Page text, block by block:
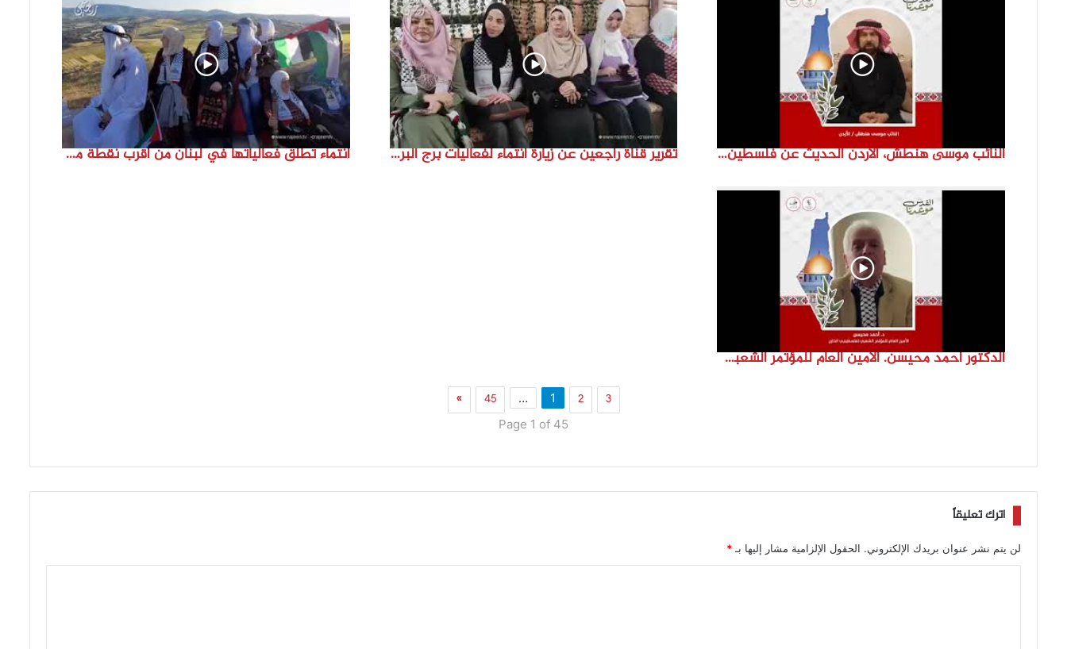
النائب موسى هنطش، الأردن الحديث عن فلسطين والاقصى هو عنصر تحدي من تحديات الأُمة في تاريخها الطويل. #انتماء2022 تقرير قناة راجعين عن زيارة انتماء لفعاليات برج البراجنة اعداد جنى شحرور انتماء تطلق فعالياتها في لبنان من أقرب نقطة مع فلسطين المحتلة في ذكرى النكبة_74تقرير: جنى شحرور
الدكتور احمد محيسن. الامين العام للمؤتمر الشعبي لفلسطينيي الخارج
1 2 3
…
45
»
Page 1 of 45
اترك تعليقاً
لن يتم نشر عنوان بريدك الإلكتروني. الحقول الإلزامية مشار إليها بـ *